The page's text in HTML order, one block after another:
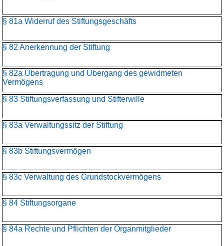
§ 81a Widerruf des Stiftungsgeschäfts
§ 82 Anerkennung der Stiftung
§ 82a Übertragung und Übergang des gewidmeten
Vermögens
§ 83 Stiftungsverfassung und Stifterwille
§ 83a Verwaltungssitz der Stiftung
§ 83b Stiftungsvermögen
§ 83c Verwaltung des Grundstockvermögens
§ 84 Stiftungsorgane
§ 84a Rechte und Pflichten der Organmitglieder